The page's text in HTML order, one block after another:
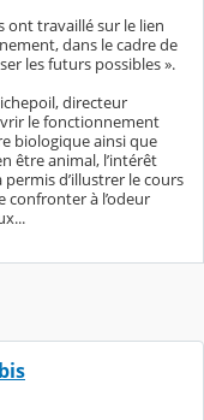
ont travaillé sur le lien
dans le cadre de
les futurs possibles ».
directeur
le fonctionnement
biologique ainsi que
être animal, l’intérêt
d’illustrer le cours
confronter à l’odeur